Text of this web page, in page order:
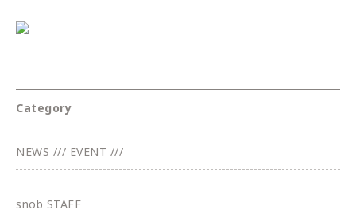
Category
NEWS /// EVENT ///
snob STAFF